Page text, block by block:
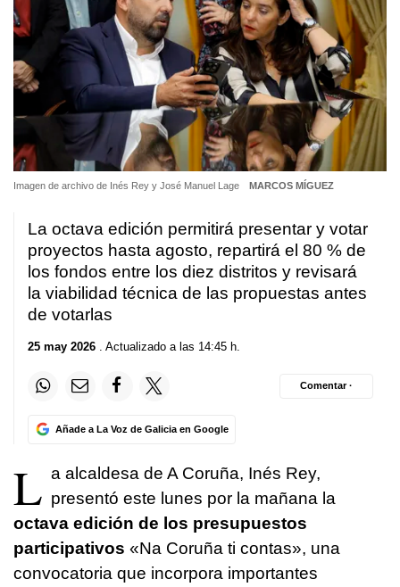
Imagen de archivo de Inés Rey y José Manuel Lage MARCOS MÍGUEZ
La octava edición permitirá presentar y votar
proyectos hasta agosto, repartirá el 80 % de
los fondos entre los diez distritos y revisará
la viabilidad técnica de las propuestas antes
de votarlas
25 may 2026 . Actualizado a las 14:45 h.
Añade a La Voz de Galicia en Google
Comentar ·
L a alcaldesa de A Coruña, Inés Rey,
presentó este lunes por la mañana la
octava edición de los presupuestos
participativos «Na Coruña ti contas», una
convocatoria que incorpora importantes